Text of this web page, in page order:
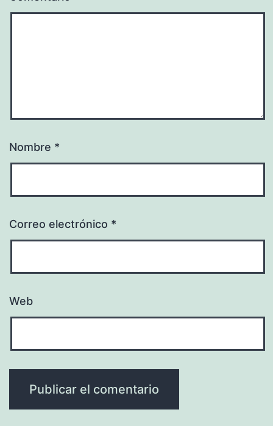
Nombre *
Correo electrónico *
Web